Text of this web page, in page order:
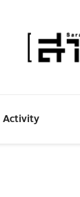
Activity